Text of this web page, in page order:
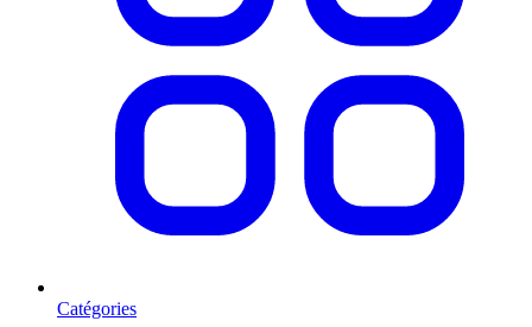
Catégories